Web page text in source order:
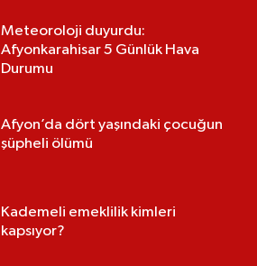
Meteoroloji duyurdu:
Afyonkarahisar 5 Günlük Hava
Durumu
Afyon’da dört yaşındaki çocuğun
şüpheli ölümü
Kademeli emeklilik kimleri
kapsıyor?